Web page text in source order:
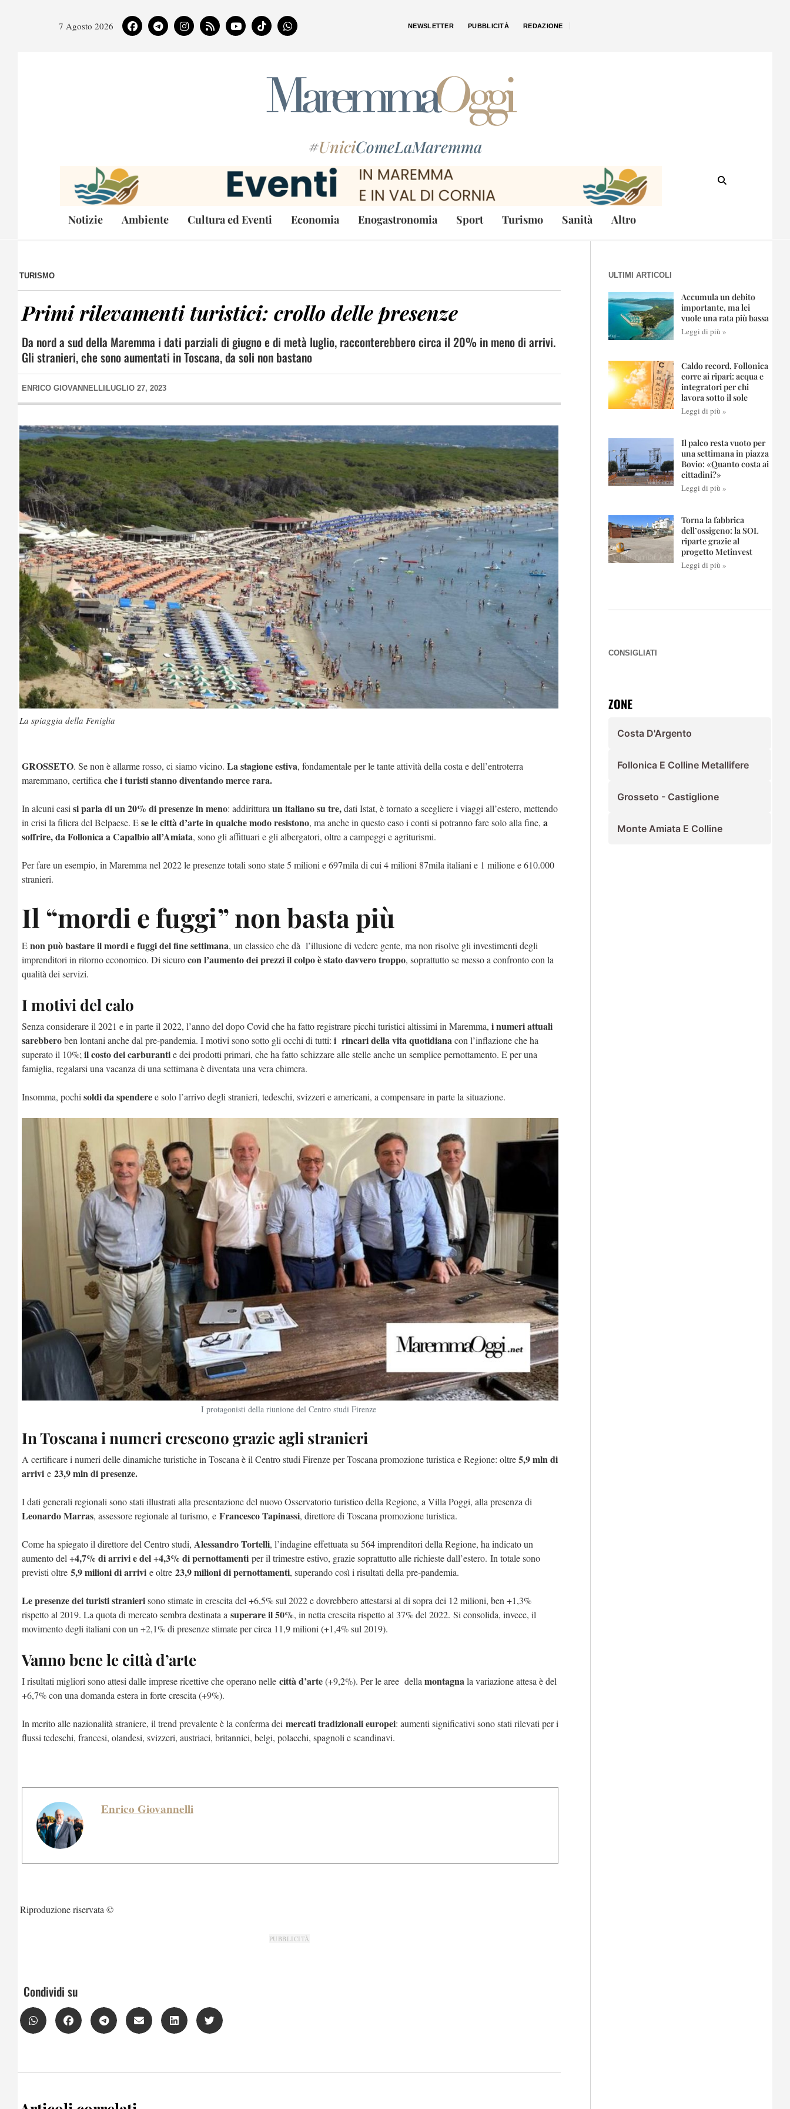
7 Agosto 2026 NEWSLETTER PUBBLICITÀ REDAZIONE
#UniciComeLaMaremma
Notizie Ambiente Cultura ed Eventi Economia Enogastronomia Sport Turismo Sanità Altro
TURISMO
Primi rilevamenti turistici: crollo delle presenze
Da nord a sud della Maremma i dati parziali di giugno e di metà luglio, racconterebbero circa il 20% in meno di arrivi.
Gli stranieri, che sono aumentati in Toscana, da soli non bastano
ENRICO GIOVANNELLI LUGLIO 27, 2023
La spiaggia della Feniglia
GROSSETO. Se non è allarme rosso, ci siamo vicino. La stagione estiva, fondamentale per le tante attività della costa e dell’entroterra
maremmano, certifica che i turisti stanno diventando merce rara.
In alcuni casi si parla di un 20% di presenze in meno: addirittura un italiano su tre,dati Istat, è tornato a scegliere i viaggi all’estero, mettendo
in crisi la filiera del Belpaese. Ese le città d’arte in qualche modo resistono, ma anche in questo caso i conti si potranno fare solo alla fine, a
soffrire, da Follonica a Capalbio all’Amiata, sono gli affittuari e gli albergatori, oltre a campeggi e agriturismi.
Per fare un esempio, in Maremma nel 2022 le presenze totali sono state 5 milioni e 697mila di cui 4 milioni 87mila italiani e 1 milione e 610.000
stranieri.
Il “mordi e fuggi” non basta più
Enon può bastare il mordi e fuggi del fine settimana, un classico che dà l’illusione di vedere gente, ma non risolve gli investimenti degli
imprenditori in ritorno economico. Di sicurocon l’aumento dei prezzi il colpo è stato davvero troppo, soprattutto se messo a confronto con la
qualità dei servizi.
I motivi del calo
Senza considerare il 2021 e in parte il 2022, l’anno del dopo Covid che ha fatto registrare picchi turistici altissimi in Maremma, i numeri attuali
sarebberoben lontani anche dal pre-pandemia. I motivi sono sotto gli occhi di tutti: i rincari della vita quotidianacon l’inflazione che ha
superato il 10%; il costo dei carburantie dei prodotti primari, che ha fatto schizzare alle stelle anche un semplice pernottamento. E per una
famiglia, regalarsi una vacanza di una settimana è diventata una vera chimera.
Insomma, pochi soldi da spenderee solo l’arrivo degli stranieri, tedeschi, svizzeri e americani, a compensare in parte la situazione.
I protagonisti della riunione del Centro studi Firenze
In Toscana i numeri crescono grazie agli stranieri
A certificare i numeri delle dinamiche turistiche in Toscana è il Centro studi Firenze per Toscana promozione turistica e Regione: oltre5,9 mln di
arrivi e 23,9 mln di presenze.
I dati generali regionali sono stati illustrati alla presentazione del nuovo Osservatorio turistico della Regione, a Villa Poggi, alla presenza di
Leonardo Marras, assessore regionale al turismo, e Francesco Tapinassi, direttore di Toscana promozione turistica.
Come ha spiegato il direttore del Centro studi, Alessandro Tortelli, l’indagine effettuata su 564 imprenditori della Regione, ha indicato un
aumento del +4,7% di arrivi e del +4,3% di pernottamenti per il trimestre estivo, grazie soprattutto alle richieste dall’estero. In totale sono
previsti oltre 5,9 milioni di arrivi e oltre 23,9 milioni di pernottamenti, superando così i risultati della pre-pandemia.
Le presenze dei turisti stranierisono stimate in crescita del +6,5% sul 2022 e dovrebbero attestarsi al di sopra dei 12 milioni, ben +1,3%
rispetto al 2019. La quota di mercato sembra destinata a superare il 50%, in netta crescita rispetto al 37% del 2022. Si consolida, invece, il
movimento degli italiani con un +2,1% di presenze stimate per circa 11,9 milioni (+1,4% sul 2019).
Vanno bene le città d’arte
I risultati migliori sono attesi dalle imprese ricettive che operano nelle città d’arte(+9,2%). Per le aree della montagnala variazione attesa è del
+6,7% con una domanda estera in forte crescita (+9%).
In merito alle nazionalità straniere, il trend prevalente è la conferma dei mercati tradizionali europei: aumenti significativi sono stati rilevati per i
flussi tedeschi, francesi, olandesi, svizzeri, austriaci, britannici, belgi, polacchi, spagnoli e scandinavi.
Enrico Giovannelli
Riproduzione riservata ©
PUBBLICITÀ
Condividi su
ULTIMI ARTICOLI
Accumula un debito
importante, ma lei
vuole una rata più bassa
Leggi di più »
Caldo record, Follonica
corre ai ripari: acqua e
integratori per chi
lavora sotto il sole
Leggi di più »
Il palco resta vuoto per
una settimana in piazza
Bovio: «Quanto costa ai
cittadini?»
Leggi di più »
Torna la fabbrica
dell’ossigeno: la SOL
riparte grazie al
progetto Metinvest
Leggi di più »
CONSIGLIATI
ZONE
Costa D'Argento
Follonica E Colline Metallifere
Grosseto - Castiglione
Monte Amiata E Colline